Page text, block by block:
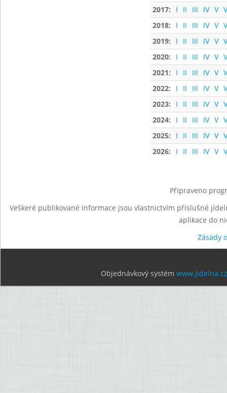
2017:
I II III IV V
2018:
I II III IV V
2019:
I II III IV V
2020:
I II III IV V
2021:
I II III IV V
2022:
I II III IV V
2023:
I II III IV V
2024:
I II III IV V
2025:
I II III IV V
2026:
I II III IV V
Připraveno
Veškeré publikované informace jsou vlastnictvím příslušné
aplikace do
Zásady
Objednávkový systém www.jidelna.cz